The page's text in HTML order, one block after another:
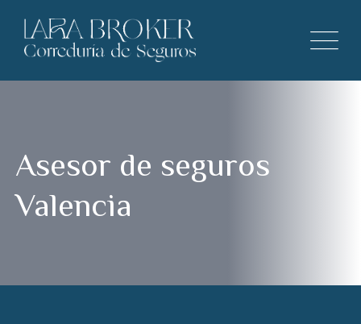
Asesor de seguros
Valencia